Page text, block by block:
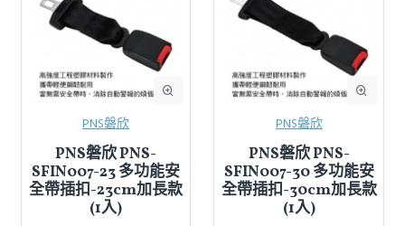
PNS磐欣
PNS磐欣 PNS-
SFIN007-23 多功能安
全帶插扣-23cm加長款
(1入)
PNS磐欣
PNS磐欣 PNS-
SFIN007-30 多功能安
全帶插扣-30cm加長款
(1入)